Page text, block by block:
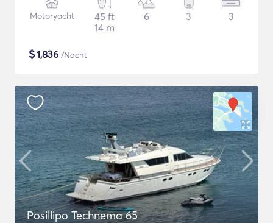
Motoryacht
45 ft
14 m
6 3 3
$1,836 /Nacht
Posillipo Technema 65